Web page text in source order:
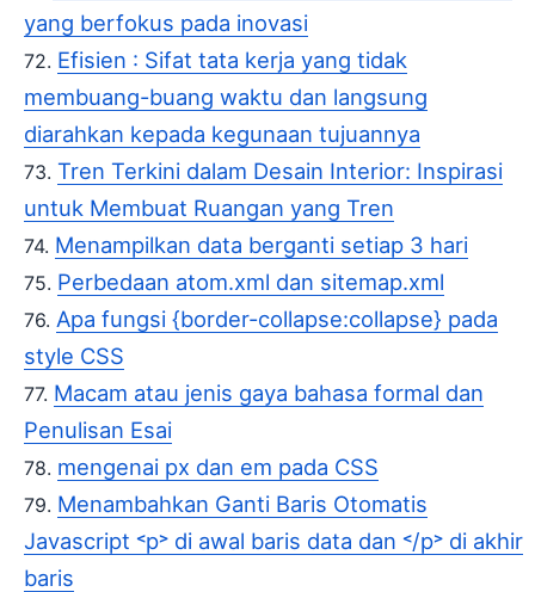
yang berfokus pada inovasi
Efisien : Sifat tata kerja yang tidak
membuang-buang waktu dan langsung
diarahkan kepada kegunaan tujuannya
Tren Terkini dalam Desain Interior: Inspirasi
untuk Membuat Ruangan yang Tren
Menampilkan data berganti setiap 3 hari
Perbedaan atom.xml dan sitemap.xml
Apa fungsi {border-collapse:collapse} pada
style CSS
Macam atau jenis gaya bahasa formal dan
Penulisan Esai
mengenai px dan em pada CSS
Menambahkan Ganti Baris Otomatis
Javascript ˂p˃ di awal baris data dan ˂/p˃ di akhir
baris